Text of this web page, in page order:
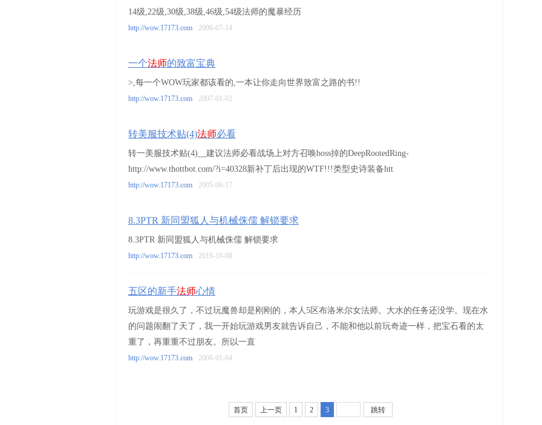
14级,22级,30级,38级,46级,54级法师的魔暴经历
http://wow.17173.com 2006-07-14
一个法师的致富宝典
>,每一个WOW玩家都该看的,一本让你走向世界致富之路的书!!
http://wow.17173.com 2007-01-02
转美服技术贴(4)法师必看
转一美服技术贴(4)__建议法师必看战场上对方召唤boss掉的DeepRootedRing-
http://www.thottbot.com/?i=40328新补丁后出现的WTF!!!类型史诗装备htt
http://wow.17173.com 2005-06-17
8.3PTR 新同盟狐人与机械侏儒 解锁要求
8.3PTR 新同盟狐人与机械侏儒 解锁要求
http://wow.17173.com 2019-10-08
五区的新手法师心情
玩游戏是很久了，不过玩魔兽却是刚刚的，本人5区布洛米尔女法师。大水的任务还没学。现在水
的问题闹翻了天了，我一开始玩游戏男友就告诉自己，不能和他以前玩奇迹一样，把宝石看的太
重了，再重重不过朋友。所以一直
http://wow.17173.com 2006-01-04
首页 上一页 1 2 3 跳转